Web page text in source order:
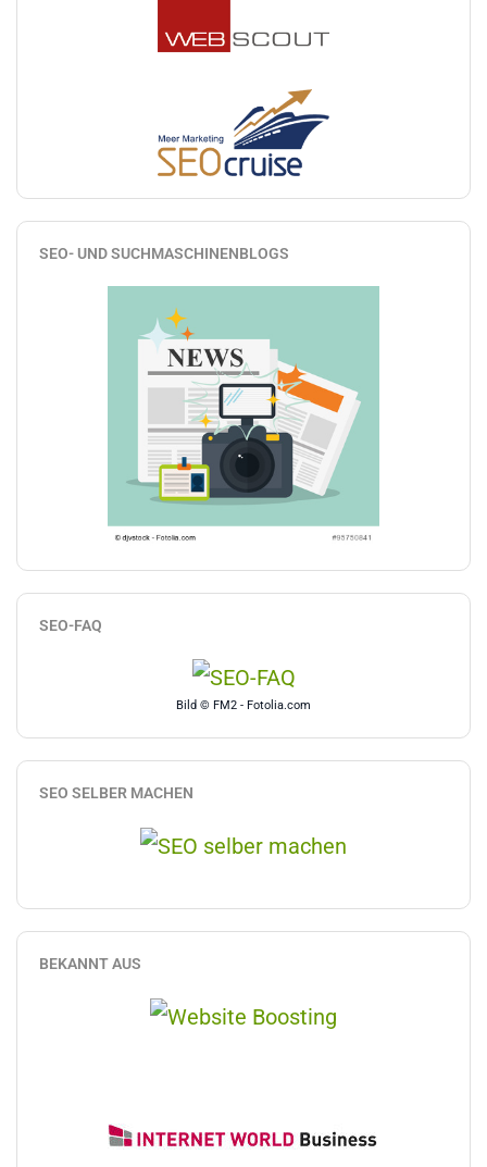
SEO- UND SUCHMASCHINENBLOGS
SEO-FAQ
Bild © FM2 - Fotolia.com
SEO SELBER MACHEN
BEKANNT AUS